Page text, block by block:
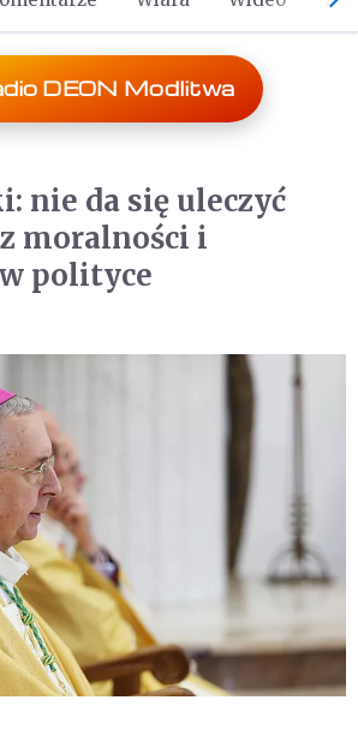
DEON Modlitwa
nie da się uleczyć
moralności i
polityce